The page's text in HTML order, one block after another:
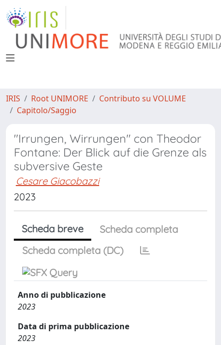
IRIS Root UNIMORE
Contributo su VOLUME
Capitolo/Saggio
"Irrungen, Wirrungen" con Theodor
Fontane: Der Blick auf die Grenze als
subversive Geste
Cesare Giacobazzi
2023
Scheda breve
Scheda completa
Scheda completa (DC)
Anno di pubblicazione
2023
Data di prima pubblicazione
2023